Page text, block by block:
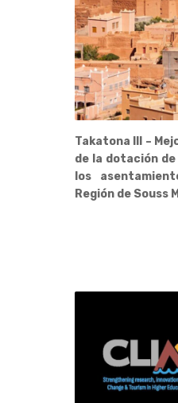
Takatona III –
de la dotación
los
Región de Souss